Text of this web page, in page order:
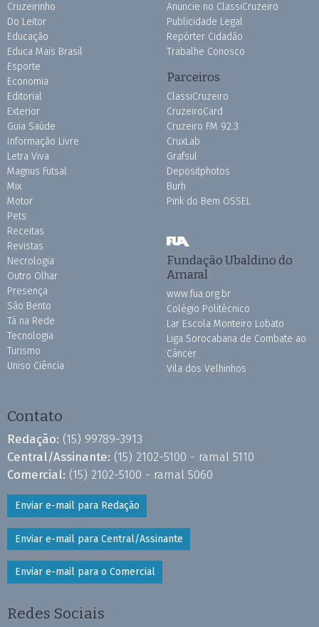
Cruzeirinho
Do Leitor
Educação
Educa Mais Brasil
Esporte
Economia
Editorial
Exterior
Guia Saúde
Informação Livre
Letra Viva
Magnus Futsal
Mix
Motor
Pets
Receitas
Revistas
Necrologia
Outro Olhar
Presença
São Bento
Tá na Rede
Tecnologia
Turismo
Uniso Ciência
Anuncie no ClassiCruzeiro
Publicidade Legal
Repórter Cidadão
Trabalhe Conosco
Parceiros
ClassiCruzeiro
CruzeiroCard
Cruzeiro FM 92.3
CruxLab
Grafsul
Depositphotos
Burh
Pink do Bem OSSEL
Fundação Ubaldino do
Amaral
www.fua.org.br
Colégio Politécnico
Lar Escola Monteiro Lobato
Liga Sorocabana de Combate ao
Câncer
Vila dos Velhinhos
Contato
Redação: (15) 99789-3913
Central/Assinante: (15) 2102-5100 - ramal 5110
Comercial: (15) 2102-5100 - ramal 5060
Enviar e-mail para Redação
Enviar e-mail para Central/Assinante
Enviar e-mail para o Comercial
Redes Sociais